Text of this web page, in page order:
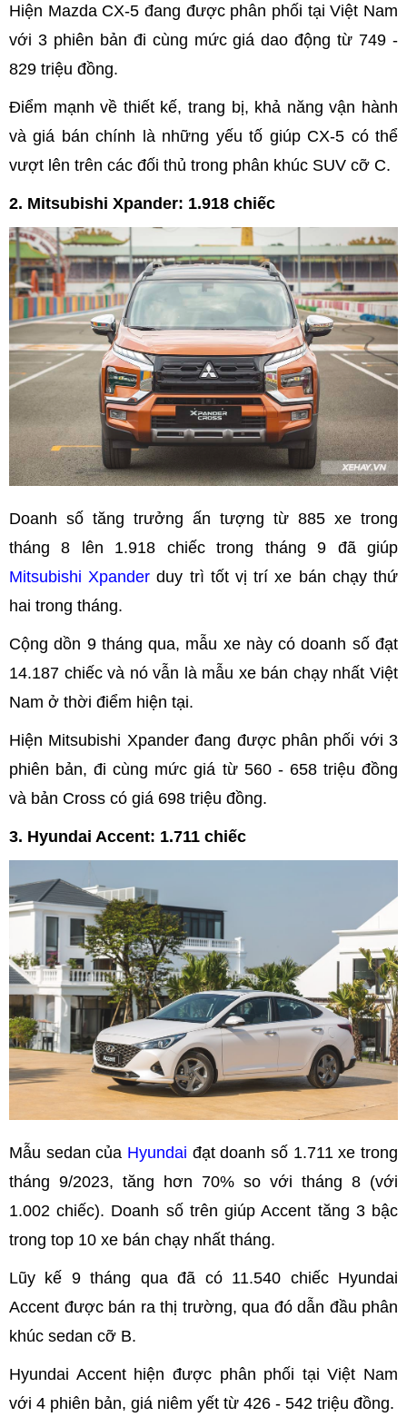
Hiện Mazda CX-5 đang được phân phối tại Việt Nam
với 3 phiên bản đi cùng mức giá dao động từ 749 -
829 triệu đồng.
Điểm mạnh về thiết kế, trang bị, khả năng vận hành
và giá bán chính là những yếu tố giúp CX-5 có thể
vượt lên trên các đối thủ trong phân khúc SUV cỡ C.
2. Mitsubishi Xpander: 1.918 chiếc
Doanh số tăng trưởng ấn tượng từ 885 xe trong
tháng 8 lên 1.918 chiếc trong tháng 9 đã giúp
Mitsubishi Xpander duy trì tốt vị trí xe bán chạy thứ
hai trong tháng.
Cộng dồn 9 tháng qua, mẫu xe này có doanh số đạt
14.187 chiếc và nó vẫn là mẫu xe bán chạy nhất Việt
Nam ở thời điểm hiện tại.
Hiện Mitsubishi Xpander đang được phân phối với 3
phiên bản, đi cùng mức giá từ 560 - 658 triệu đồng
và bản Cross có giá 698 triệu đồng.
3. Hyundai Accent: 1.711 chiếc
Mẫu sedan của Hyundai đạt doanh số 1.711 xe trong
tháng 9/2023, tăng hơn 70% so với tháng 8 (với
1.002 chiếc). Doanh số trên giúp Accent tăng 3 bậc
trong top 10 xe bán chạy nhất tháng.
Lũy kế 9 tháng qua đã có 11.540 chiếc Hyundai
Accent được bán ra thị trường, qua đó dẫn đầu phân
khúc sedan cỡ B.
Hyundai Accent hiện được phân phối tại Việt Nam
với 4 phiên bản, giá niêm yết từ 426 - 542 triệu đồng.